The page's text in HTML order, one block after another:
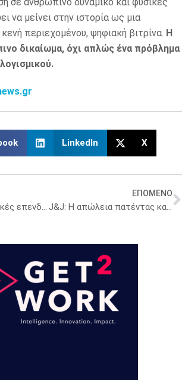
να μείνει στην ιστορία ως μια
περιεχομένου, ψηφιακή βιτρίνα. Η
δικαίωμα, όχι απλώς ένα πρόβλημα
LinkedIn X
RAFARM: Στρατηγικές επενδύσεις στην έρευνα με επίκεντρο το ελληνικό φάρμακο
ΕΠΟΜΕΝΟ
J&J: Η απώλεια πατέντας και οι επενδύσεις σε νέα γενιά θεραπειών